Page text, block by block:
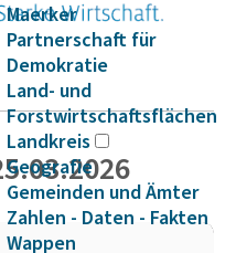
Maerker
Partnerschaft für
Demokratie
Land- und
Forstwirtschaftsflächen
Landkreis
Geografie
Gemeinden und Ämter
Zahlen - Daten - Fakten
Wappen